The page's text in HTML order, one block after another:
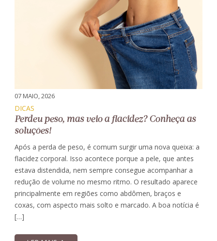
07 MAIO, 2026
DICAS
Perdeu peso, mas veio a flacidez? Conheça as
soluções!
Após a perda de peso, é comum surgir uma nova queixa: a
flacidez corporal. Isso acontece porque a pele, que antes
estava distendida, nem sempre consegue acompanhar a
redução de volume no mesmo ritmo. O resultado aparece
principalmente em regiões como abdômen, braços e
coxas, com aspecto mais solto e marcado. A boa notícia é
[…]